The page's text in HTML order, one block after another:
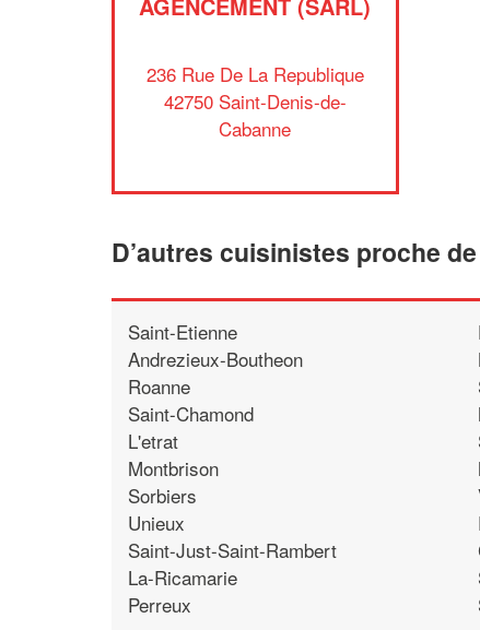
236 Rue De La Republique
42750 Saint-Denis-de-
Cabanne
D’autres cuisinistes proche
Saint-Etienne
Andrezieux-Boutheon
Roanne
Saint-Chamond
L'etrat
Montbrison
Sorbiers
Unieux
Saint-Just-Saint-Rambert
La-Ricamarie
Perreux